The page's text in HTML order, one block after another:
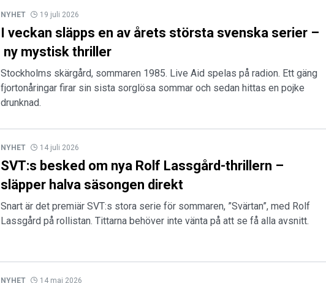
NYHET 19 juli 2026
I veckan släpps en av årets största svenska serier –
ny mystisk thriller
Stockholms skärgård, sommaren 1985. Live Aid spelas på radion. Ett gäng
fjortonåringar firar sin sista sorglösa sommar och sedan hittas en pojke
drunknad.
NYHET 14 juli 2026
SVT:s besked om nya Rolf Lassgård-thrillern –
släpper halva säsongen direkt
Snart är det premiär SVT:s stora serie för sommaren, ”Svärtan”, med Rolf
Lassgård på rollistan. Tittarna behöver inte vänta på att se få alla avsnitt.
NYHET 14 maj 2026